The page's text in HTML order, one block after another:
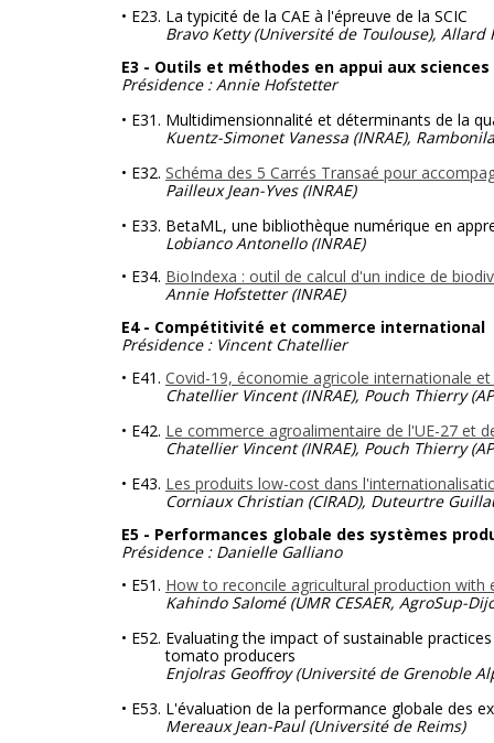
• E23. La typicité de la CAE à l'épreuve de la SCIC
Bravo Ketty (Université de Toulouse), Allard
E3 - Outils et méthodes en appui aux
Présidence : Annie Hofstetter
• E31. Multidimensionnalité et déterminants de la
Kuentz-Simonet Vanessa (INRAE),
• E32. Schéma des 5 Carrés Transaé pour
Pailleux Jean-Yves (INRAE)
• E33. BetaML, une bibliothèque numérique en
Lobianco Antonello (INRAE)
• E34. BioIndexa : outil de calcul d'un indice de
Annie Hofstetter (INRAE)
E4 - Compétitivité et commerce international
Présidence : Vincent Chatellier
• E41. Covid-19, économie agricole internationale
Chatellier Vincent (INRAE), Pouch Thierry
• E42. Le commerce agroalimentaire de l'UE-27 et
Chatellier Vincent (INRAE), Pouch Thierry
• E43. Les produits low-cost dans
Corniaux Christian (CIRAD), Duteurtre
E5 - Performances globale des systèmes
Présidence : Danielle Galliano
• E51. How to reconcile agricultural production with
Kahindo Salomé (UMR CESAER, AgroSup-
• E52. Evaluating the impact of sustainable
tomato producers
Enjolras Geoffroy (Université de Grenoble
• E53. L'évaluation de la performance globale des
Mereaux Jean-Paul (Université de Reims)